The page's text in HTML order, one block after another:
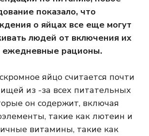
показало, что
о яйцах все еще могут
людей от включения их
ежедневные рационы.
яйцо считается почти
из -за всех питательных
он содержит, включая
такие как лютеин и
витамины, такие как